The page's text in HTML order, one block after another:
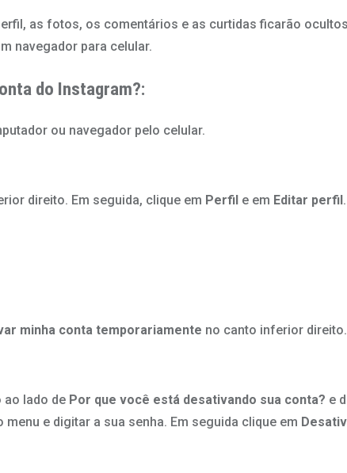
as fotos, os comentários e as curtidas ficarão
navegador para celular.
do Instagram?:
ou navegador pelo celular.
direito. Em seguida, clique em Perfil e em Editar perfil .
minha conta temporariamente no canto inferior direito.
ao lado de Por que você está desativando sua conta? e
e digitar a sua senha. Em seguida clique em